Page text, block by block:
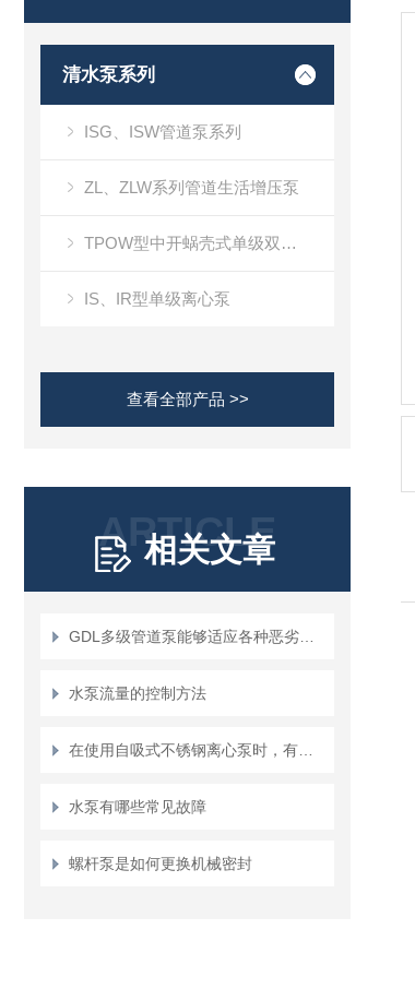
清水泵系列
ISG、ISW管道泵系列
ZL、ZLW系列管道生活增压泵
TPOW型中开蜗壳式单级双吸离心泵
IS、IR型单级离心泵
查看全部产品 >>
ARTICLE
相关文章
水泵流量的控制方法
水泵有哪些常见故障
螺杆泵是如何更换机械密封